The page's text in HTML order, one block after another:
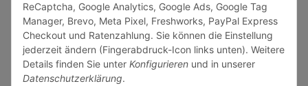
ReCaptcha, Google Analytics, Google Ads, Google Tag
Manager, Brevo, Meta Pixel, Freshworks, PayPal Express
Checkout und Ratenzahlung. Sie können die Einstellung
jederzeit ändern (Fingerabdruck-Icon links unten). Weitere
Details finden Sie unter Konfigurieren und in unserer
Datenschutzerklärung.
Vertrag widerrufen
Sicher bezahlen via: